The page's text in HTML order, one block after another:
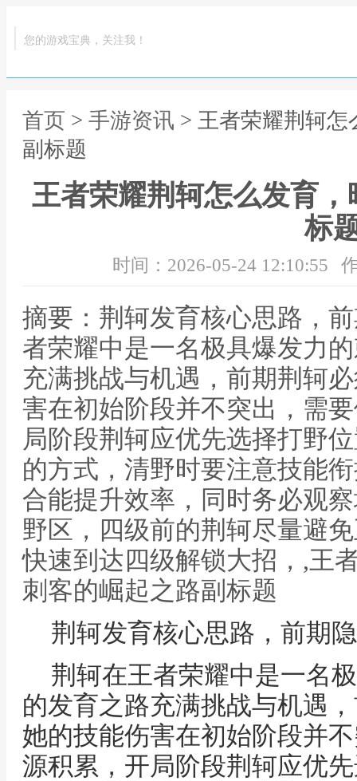
您的游戏宝典，关注我！
首页 > 手游资讯 > 王者荣耀荆轲
副标题
王者荣耀荆轲怎么发育
标
时间：2026-05-24 12:10:55
摘要：荆轲发育核心思路，
者荣耀中是一名极具爆发力
充满挑战与机遇，前期荆轲
害在初始阶段并不突出，需
局阶段荆轲应优先选择打野
的方式，清野时要注意技能
合能提升效率，同时务必观
野区，四级前的荆轲尽量避
快速到达四级解锁大招，,王
刺客的崛起之路副标题
荆轲发育核心思路，前期
荆轲在王者荣耀中是一名
的发育之路充满挑战与机遇
她的技能伤害在初始阶段并
源积累，开局阶段荆轲应优